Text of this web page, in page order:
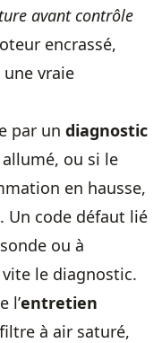
avant contrôle
encrassé,
vraie
par un diagnostic
ou si le
en hausse,
Un code défaut lié
ou à
le diagnostic.
l’entretien
à air saturé,